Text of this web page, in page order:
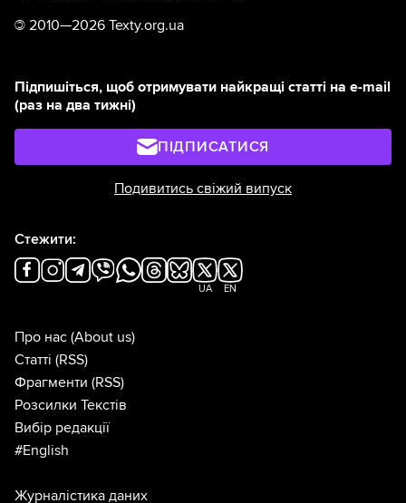
© 2010—2026 Texty.org.ua
Підпишіться, щоб отримувати найкращі статті на e-mail
(раз на два тижні)
ПІДПИСАТИСЯ
Подивитись свіжий випуск
Стежити:
UA EN
Про нас (About us)
Статті (RSS)
Фрагменти (RSS)
Розсилки Текстів
Вибір редакції
#English
Журналістика даних